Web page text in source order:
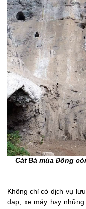
Cát Bà mùa Đông
Không chỉ có dịch vụ
đạp, xe máy hay